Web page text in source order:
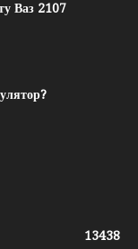
Ваз 2107
13438